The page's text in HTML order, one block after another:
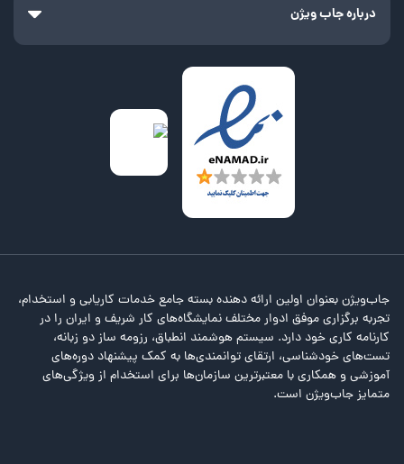
درباره جاب ویژن
جاب‌ویژن بعنوان اولین ارائه دهنده بسته جامع خدمات کاریابی و استخدام،
تجربه برگزاری موفق ادوار مختلف نمایشگاه‌های کار شریف و ایران را در
کارنامه کاری خود دارد. سیستم هوشمند انطباق، رزومه ساز دو زبانه،
تست‌های خودشناسی، ارتقای توانمندی‌ها به کمک پیشنهاد دوره‌های
آموزشی و همکاری با معتبرترین سازمان‌ها برای استخدام از ویژگی‌های
متمایز جاب‌ویژن است.